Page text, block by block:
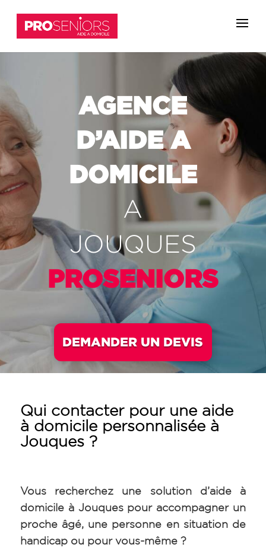
AGENCE
D’AIDE A
DOMICILE
A
JOUQUES
PROSENIORS
DEMANDER UN DEVIS
Qui contacter pour une aide
à domicile personnalisée à
Jouques ?
Vous recherchez une solution d’aide à
domicile à Jouques pour accompagner un
proche âgé, une personne en situation de
handicap ou pour vous-même ?